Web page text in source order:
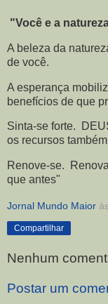
"Você e a
A beleza da
de você.
A esperança
benefícios de que
Sinta-se forte.
os recursos
Renove-se.
que antes"
Jornal Mundo Maior às
Compartilhar
Nenhum
Postar um